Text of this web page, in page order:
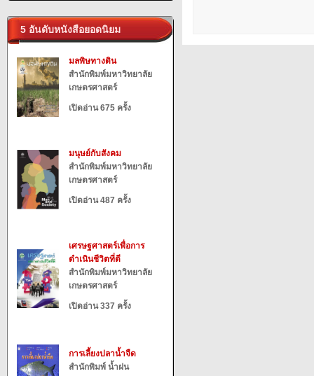
5 อันดับหนังสือยอดนิยม
มลพิษทางดิน
สำนักพิมพ์มหาวิทยาลัย
เกษตรศาสตร์
เปิดอ่าน 675 ครั้ง
มนุษย์กับสังคม
สำนักพิมพ์มหาวิทยาลัย
เกษตรศาสตร์
เปิดอ่าน 487 ครั้ง
เศรษฐศาสตร์เพื่อการ
ดำเนินชีวิตที่ดี
สำนักพิมพ์มหาวิทยาลัย
เกษตรศาสตร์
เปิดอ่าน 337 ครั้ง
การเลี้ยงปลาน้ำจืด
สำนักพิมพ์ น้ำฝน